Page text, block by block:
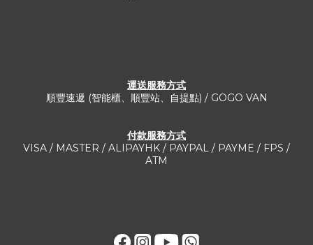
運送服務方式​
順豐速遞 (智能櫃、順豐站、自提點) / GOGO VAN
付款服務方式
VISA / MASTER / ALIPAYHK / PAYPAL / PAYME / FPS /
ATM